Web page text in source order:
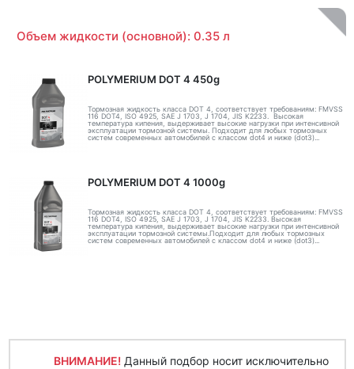
Объем жидкости (основной): 0.35 л
POLYMERIUM DOT 4 450g
Тормозная жидкость класса DOT 4, соответствует требованиям: FMVSS
116 DOT4, ISO 4925, SAE J 1703, J 1704, JIS K2233. Высокая
температура кипения, выдерживает высокие нагрузки при интенсивной
эксплуатации тормозной системы. Подходит для любых тормозных
систем современных автомобилей с классом dot4 и ниже (dot3)...
POLYMERIUM DOT 4 1000g
Тормозная жидкость класса DOT 4, соответствует требованиям: FMVSS
116 DOT4, ISO 4925, SAE J 1703, J 1704, JIS K2233. Высокая
температура кипения, выдерживает высокие нагрузки при интенсивной
эксплуатации тормозной системы.Подходит для любых тормозных
систем современных автомобилей с классом dot4 и ниже (dot3)...
ВНИМАНИЕ! Данный подбор носит исключительно